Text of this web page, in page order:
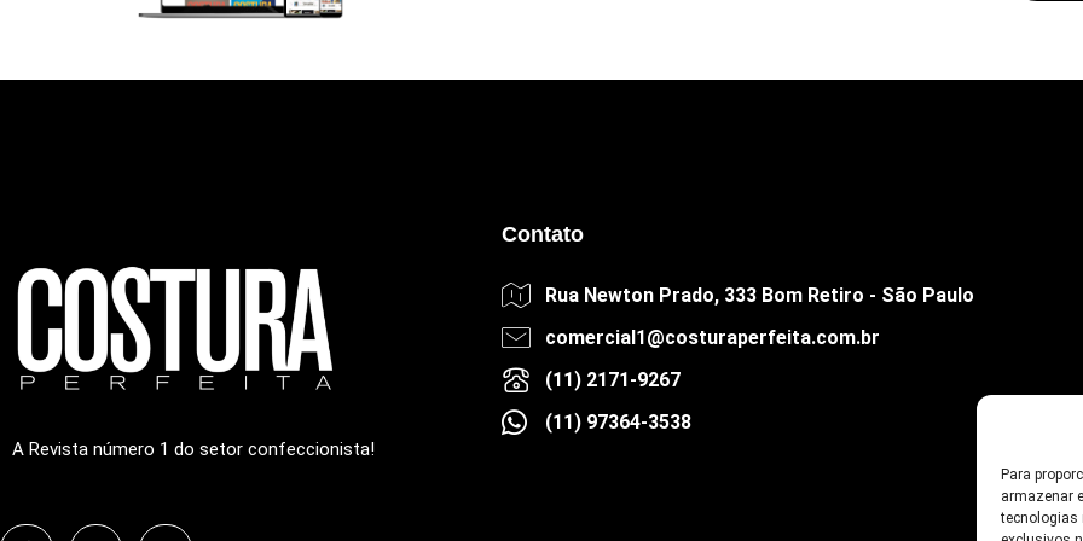
Para
armazenar
tecnologias
A Revista número 1 do setor confeccionista!
Contato
Rua Newton Prado, 333 Bom Retiro - São Paulo
comercial1@costuraperfeita.com.br
(11) 2171-9267
(11) 97364-3538